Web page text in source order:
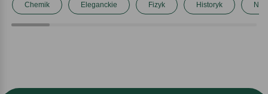
Chemik Eleganckie Fizyk Historyk